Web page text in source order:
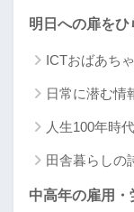
明日への扉をひ
ICTおばあち
日常に潜む情
人生100年時
田舎暮らしの
中高年の雇用